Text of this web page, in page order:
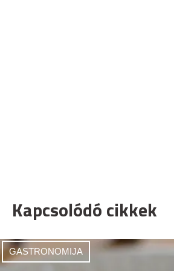
Kapcsolódó cikkek
GASTRONOMIJA